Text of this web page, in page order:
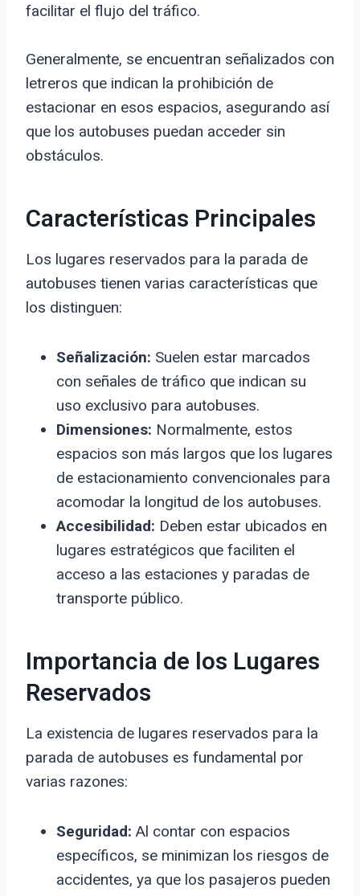
facilitar el flujo del tráfico.
Generalmente, se encuentran señalizados con
letreros que indican la prohibición de
estacionar en esos espacios, asegurando así
que los autobuses puedan acceder sin
obstáculos.
Características Principales
Los lugares reservados para la parada de
autobuses tienen varias características que
los distinguen:
Señalización: Suelen estar marcados
con señales de tráfico que indican su
uso exclusivo para autobuses.
Dimensiones: Normalmente, estos
espacios son más largos que los lugares
de estacionamiento convencionales para
acomodar la longitud de los autobuses.
Accesibilidad: Deben estar ubicados en
lugares estratégicos que faciliten el
acceso a las estaciones y paradas de
transporte público.
Importancia de los Lugares
Reservados
La existencia de lugares reservados para la
parada de autobuses es fundamental por
varias razones:
Seguridad: Al contar con espacios
específicos, se minimizan los riesgos de
accidentes, ya que los pasajeros pueden